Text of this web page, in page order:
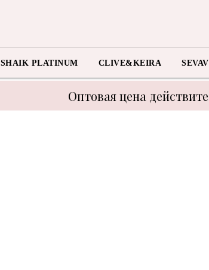
SHAIK PLATINUM CLIVE&KEIRA
Оптовая цена
В связи с техническими